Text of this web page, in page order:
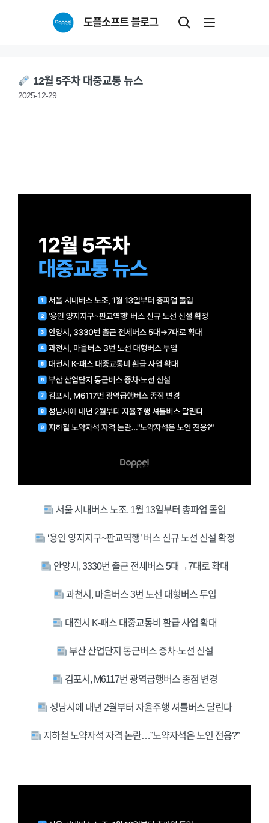
도플소프트 블로그
12월 5주차 대중교통 뉴스
2025-12-29
서울 시내버스 노조, 1월 13일부터 총파업 돌입
‘용인 양지지구~판교역행’ 버스 신규 노선 신설 확정
안양시, 3330번 출근 전세버스 5대→7대로 확대
과천시, 마을버스 3번 노선 대형버스 투입
대전시 K-패스 대중교통비 환급 사업 확대
부산 산업단지 통근버스 증차·노선 신설
김포시, M6117번 광역급행버스 종점 변경
성남시에 내년 2월부터 자율주행 셔틀버스 달린다
지하철 노약자석 자격 논란…”노약자석은 노인 전용?”